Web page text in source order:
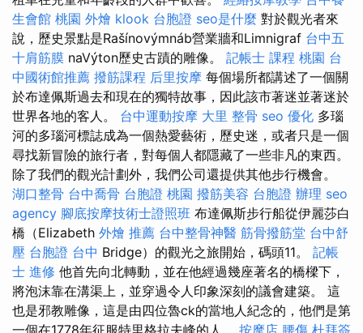
生會館 桃園 外燴 klook 台胞證 seo是什麼 對於觀光者來
說，歷史景點是Rašínovýmnáb營業牆和Limnigraf 台中五
十肩筋膜 naVýton歷史古蹟的雕像。 記帳士 課程 桃園 台
中國術館推薦 撥筋課程 后里按摩 每個場所都講述了一個關
於布達佩斯過去和現在的獨特故事，因此該市著迷並著迷於
世界各地的客人。 台中運動按摩 大里 整骨 seo 優化 多瑙
河的多瑙河標誌成為一個熱愛藝術，歷史迷，或者只是一個
尋找新冒險的旅行者，對每個人都隱藏了一些非凡的東西。
除了我們的觀光計劃外，我們公司還提供其他步行機會。
湖口整骨 台中喬骨 台胞證 桃園 撥筋美容 台胞證 辦理 seo
agency 腳底按摩技術士證照班 布達佩斯步行船從伊麗莎白
橋（Elizabeth 外燴 推薦 台中整骨神醫 筋骨撥筋堂 台中舒
壓 台胞證 台中 Bridge）的觀光之旅開始，碼頭11。 記帳
士 進修 他首先向北轉動，並在他經過幾座著名的橋樑下，
將泡沫靠在溝渠上，並穿過令人印象深刻的議會建築。 這
也是邪教雕像，這是由四位魯ck的當地人紀念的，他們是第
一個在1778年征服特里格拉夫峰的人。 按摩店 腰傷 杜拜簽